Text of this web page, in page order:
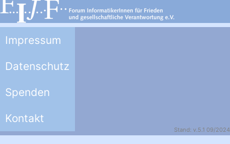
Impressum
Datenschutz
Spenden
Kontakt
Stand: v.5.1 09/2024